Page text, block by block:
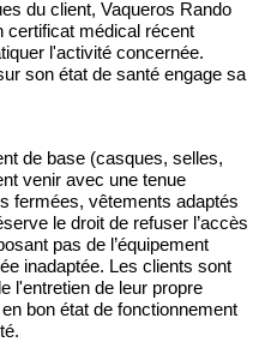
cas de perte ou vol
tenu responsable en
bon cadeau. Aucun
ne sera émis. Il appartient
les bons cadeaux
d’autres offres
être cumulés avec
ou offres spéciales,
lors de l’achat.
du client, Vaqueros Rando
certificat médical récent
l'activité concernée.
son état de santé engage sa
de base (casques, selles,
venir avec une tenue
fermées, vêtements adaptés
le droit de refuser l’accès
pas de l’équipement
inadaptée. Les clients sont
l'entretien de leur propre
bon état de fonctionnement